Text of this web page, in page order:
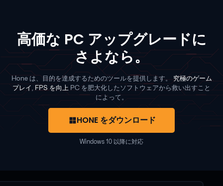
高価な PC アップグレードに
さよなら。
Hone は、目的を達成するためのツールを提供します。 究極のゲーム
プレイ, FPS を向上 PC を肥大化したソフトウェアから救い出すこと
によって。
HONE をダウンロード
Windows 10 以降に対応